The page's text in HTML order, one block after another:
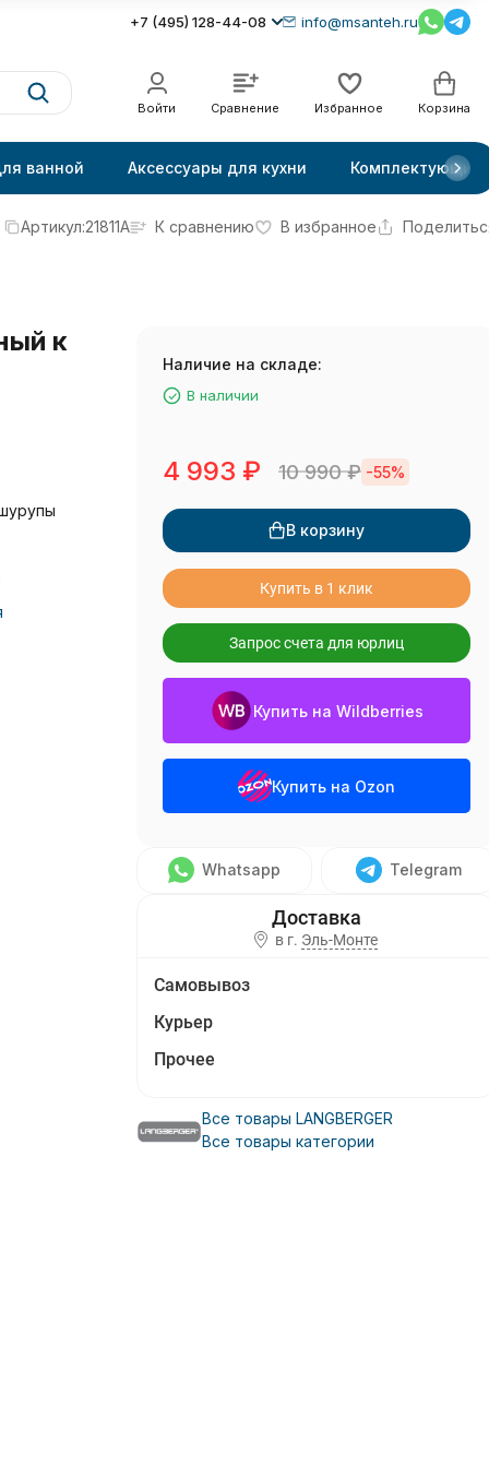
+7 (495) 128-44-08 info@msanteh.ru
Войти Сравнение Избранное Корзина
ванной Аксессуары для кухни Комплектующие
Артикул:21811A К сравнению В избранное
к
Наличие на складе:
В наличии
4 993 ₽ 10 990₽ -55%
В корзину
Купить в 1 клик
Запрос счета для юрлиц
Купить на Wildberries
Купить на Ozon
Whatsapp Telegram
в г. Эль-Монте
Самовывоз
Курьер
Прочее
Все товары LANGBERGER
Все товары категории